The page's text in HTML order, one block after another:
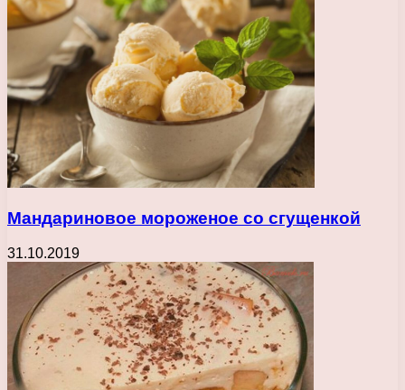
Мандариновое мороженое со сгущенкой
31.10.2019